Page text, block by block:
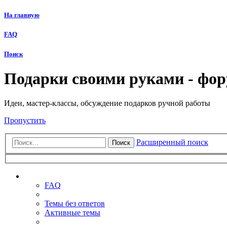
На главную
FAQ
Поиск
Подарки своими руками -
Идеи, мастер-классы, обсуждение подарков ручной работы
Пропустить
Поиск Расширенный поиск
FAQ
Темы без ответов
Активные темы